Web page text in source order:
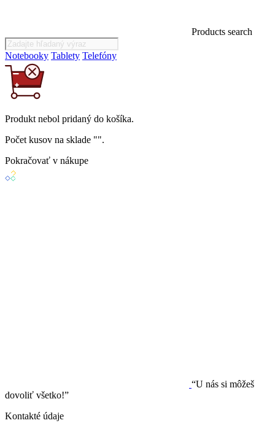
Products search
Notebooky Tablety Telefóny
Produkt nebol pridaný do košíka.
Počet kusov na sklade "".
Pokračovať v nákupe
“U nás si môžeš
dovoliť všetko!”
Kontakté údaje